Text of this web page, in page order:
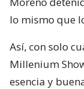
lo mismo que
Así, con solo
Millenium
esencia y